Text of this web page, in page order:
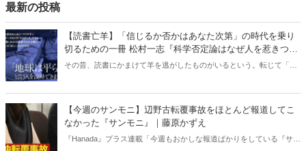
最新の投稿
【読書亡羊】「信じるか否かはあなた次第」の時代を乗り
切るための一冊 松村一志『科学否定論はなぜ人を惹きつけ
るのか』（ちくま新書）｜梶原麻衣子
その昔、読書にかまけて羊を逃がしたものがいるという。転じて「読
ある。元月刊『Hanada』編集部員のライター・梶原がお送りする時事
書評！
【今週のサンモニ】辺野古転覆事故をほとんど報道してこ
なかった『サンモニ』｜藤原かずえ
『Hanada』プラス連載「今週もおかしな報道ばかりをしている『サン